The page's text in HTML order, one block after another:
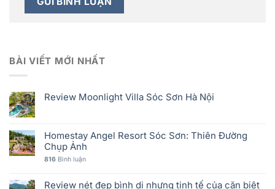
BÀI VIẾT MỚI NHẤT
Review Moonlight Villa Sóc Sơn Hà Nội
Homestay Angel Resort Sóc Sơn: Thiên Đường
Chụp Ảnh
816 Bình luận
Review nét đẹp bình dị nhưng tinh tế của căn biệt